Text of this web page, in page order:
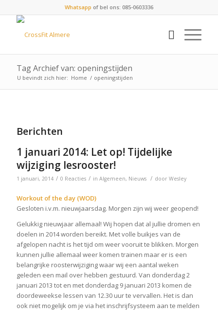
Whatsapp of bel ons: 085-0603336
Tag Archief van: openingstijden
U bevindt zich hier: Home / openingstijden
Berichten
1 januari 2014: Let op! Tijdelijke
wijziging lesrooster!
1 januari, 2014 / 0 Reacties / in Algemeen, Nieuws / door Wesley
Workout of the day (WOD)
Gesloten i.v.m. nieuwjaarsdag. Morgen zijn wij weer geopend!
Gelukkig nieuwjaar allemaal! Wij hopen dat al jullie dromen en
doelen in 2014 worden bereikt. Met volle buikjes van de
afgelopen nacht is het tijd om weer vooruit te blikken. Morgen
kunnen jullie allemaal weer komen trainen maar er is een
belangrijke roosterwijziging waar wij een aantal weken
geleden een mail over hebben gestuurd. Van donderdag 2
januari 2013 tot en met donderdag 9 januari 2013 komen de
doordeweekse lessen van 12.30 uur te vervallen. Het is dan
ook niet mogelijk om je via het inschrijfsysteem aan te melden